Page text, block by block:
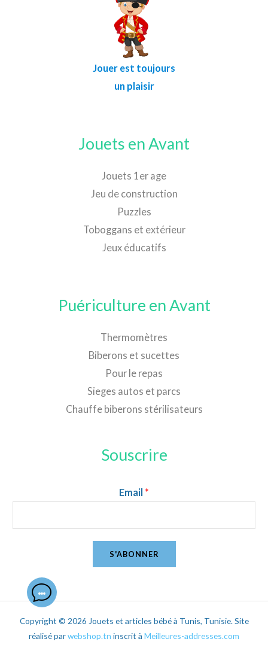
Jouer est toujours
un plaisir
Jouets en Avant
Jouets 1er age
Jeu de construction
Puzzles
Toboggans et extérieur
Jeux éducatifs
Puériculture en Avant
Thermomètres
Biberons et sucettes
Pour le repas
Sieges autos et parcs
Chauffe biberons stérilisateurs
Souscrire
Email *
S'ABONNER
Copyright © 2026 Jouets et articles bébé à Tunis, Tunisie. Site
réalisé parwebshop.tn inscrit à Meilleures-addresses.com